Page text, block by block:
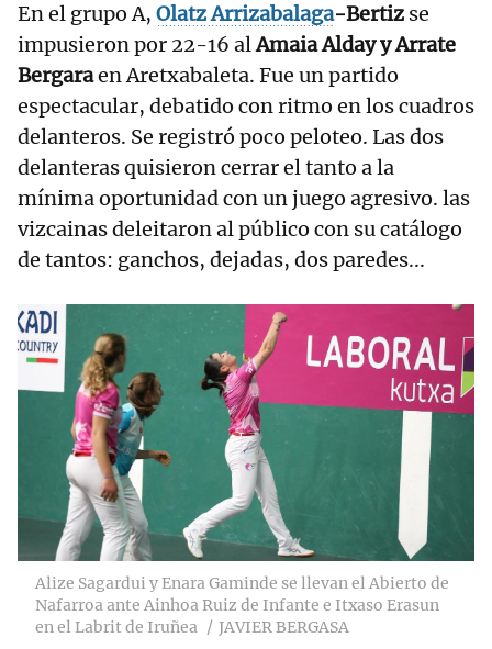
En el grupo A, Olatz Arrizabalaga-Bertiz se
impusieron por 22-16 alAmaia Alday y Arrate
Bergaraen Aretxabaleta. Fue un partido
espectacular, debatido con ritmo en los cuadros
delanteros. Se registró poco peloteo. Las dos
delanteras quisieron cerrar el tanto a la
mínima oportunidad con un juego agresivo. las
vizcainas deleitaron al público con su catálogo
de tantos: ganchos, dejadas, dos paredes...
Alize Sagardui y Enara Gaminde se llevan el Abierto de
Nafarroa ante Ainhoa Ruiz de Infante e Itxaso Erasun
en el Labrit de Iruñea
JAVIER BERGASA